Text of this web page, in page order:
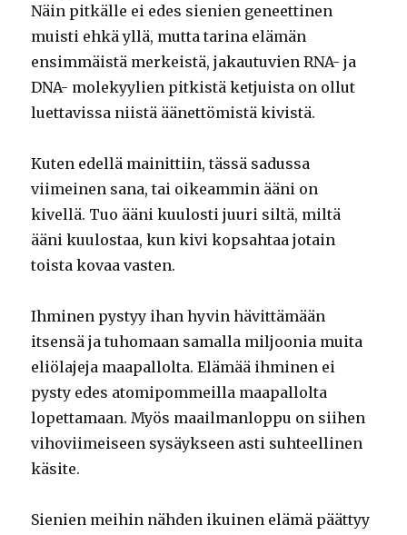
Näin pitkälle ei edes sienien geneettinen
muisti ehkä yllä, mutta tarina elämän
ensimmäistä merkeistä, jakautuvien RNA- ja
DNA- molekyylien pitkistä ketjuista on ollut
luettavissa niistä äänettömistä kivistä.
Kuten edellä mainittiin, tässä sadussa
viimeinen sana, tai oikeammin ääni on
kivellä. Tuo ääni kuulosti juuri siltä, miltä
ääni kuulostaa, kun kivi kopsahtaa jotain
toista kovaa vasten.
Ihminen pystyy ihan hyvin hävittämään
itsensä ja tuhomaan samalla miljoonia muita
eliölajeja maapallolta. Elämää ihminen ei
pysty edes atomipommeilla maapallolta
lopettamaan. Myös maailmanloppu on siihen
vihoviimeiseen sysäykseen asti suhteellinen
käsite.
Sienien meihin nähden ikuinen elämä päättyy